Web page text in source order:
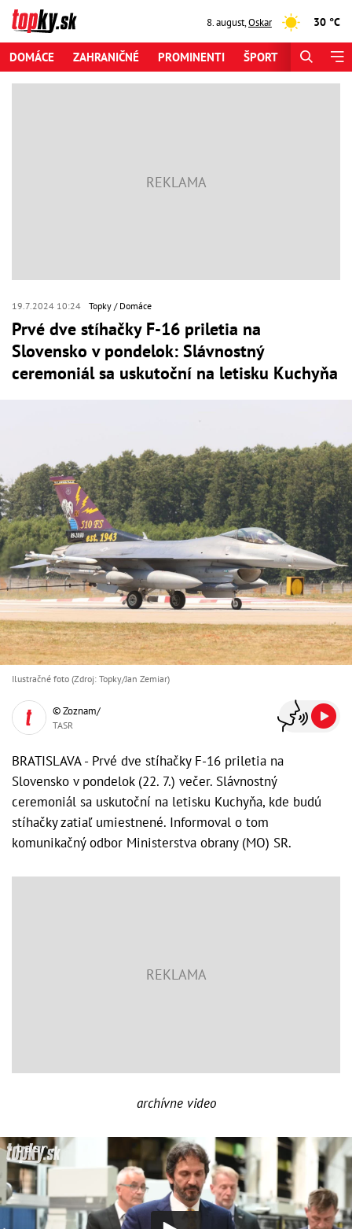
8. august,Oskar 30 °C
DOMÁCE ZAHRANIČNÉ PROMINENTI ŠPORT
19.7.2024 10:24 Topky Domáce
Prvé dve stíhačky F-16 priletia na
Slovensko v pondelok: Slávnostný
ceremoniál sa uskutoční na letisku Kuchyňa
Ilustračné foto (Zdroj: Topky/Jan Zemiar)
© Zoznam/
TASR
BRATISLAVA - Prvé dve stíhačky F-16 priletia na
Slovensko v pondelok (22. 7.) večer. Slávnostný
ceremoniál sa uskutoční na letisku Kuchyňa, kde budú
stíhačky zatiaľ umiestnené. Informoval o tom
komunikačný odbor Ministerstva obrany (MO) SR.
archívne video